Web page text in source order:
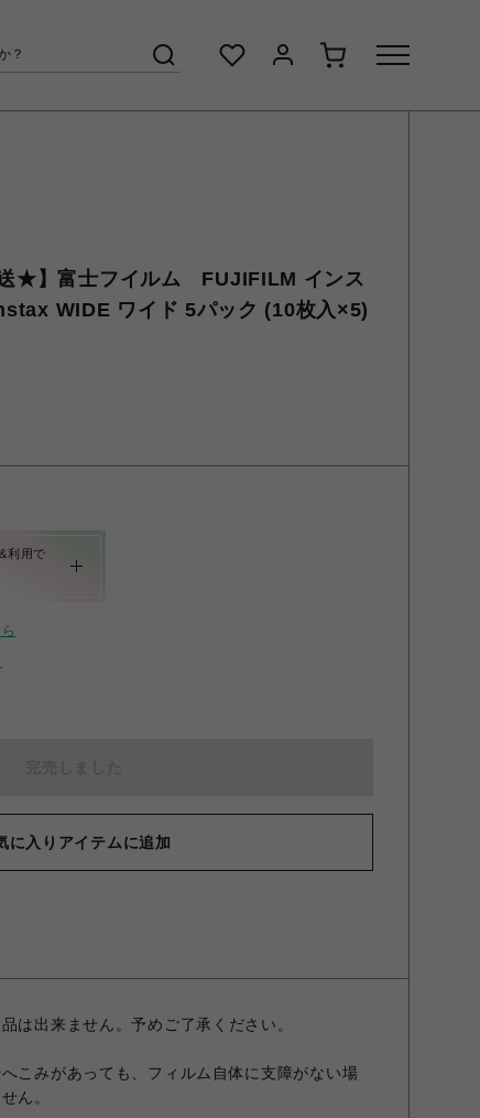
★】富士フイルム FUJIFILM インス
WIDE ワイド 5パック (10枚入×5)
利用で
に入りアイテムに追加
は出来ません。予めご了承ください。
こみがあっても、フィルム自体に支障がない場
ん。